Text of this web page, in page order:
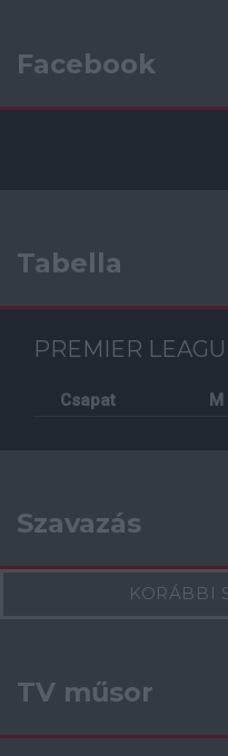
Facebook
Tabella
PREMIER
Csapat M
Szavazás
KORÁBBI
TV műsor